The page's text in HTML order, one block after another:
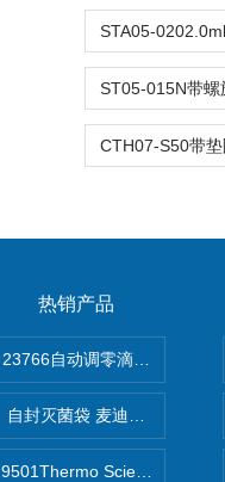
热销产品
自封灭菌袋 麦迪康Medicom
9501Thermo Scientific S1移